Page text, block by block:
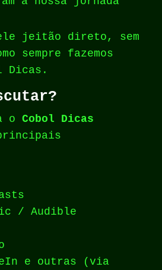
jeitão direto, sem
sempre fazemos
Dicas.
o Cobol Dicas
/ Audible
e outras (via